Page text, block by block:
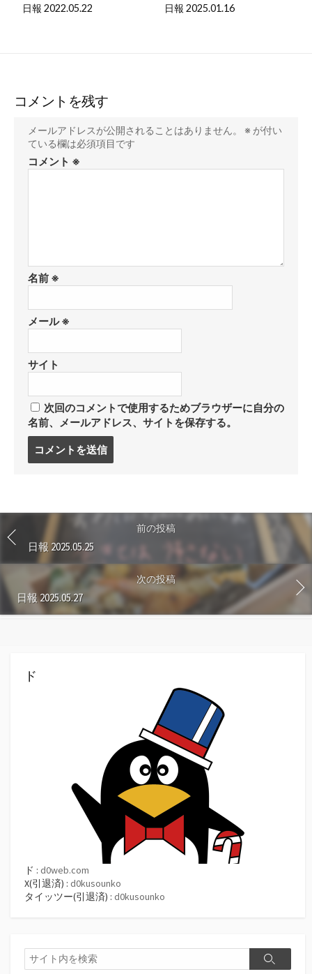
日報 2022.05.22 日報 2025.01.16
コメントを残す
メールアドレスが公開されることはありません。 ※ が付い
ている欄は必須項目です
コメント ※
名前 ※
メール※
サイト
次回のコメントで使用するためブラウザーに自分の
名前、メールアドレス、サイトを保存する。
る
前の投稿
日報 2025.05.25
次の投稿
日報 2025.05.27
ド
ド : d0web.com
X(引退済) : d0kusounko
タイッツー(引退済) : d0kusounko
検
索
検